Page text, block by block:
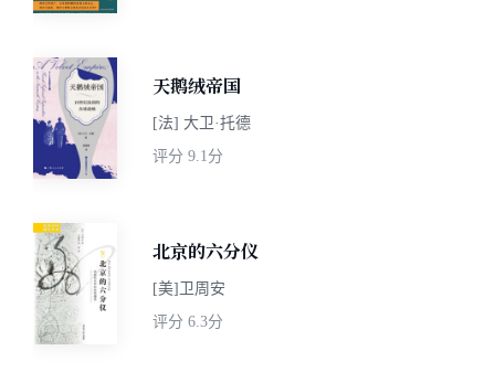
天鹅绒帝国
[法] 大卫·托德
评分 9.1分
北京的六分仪
[美]卫周安
评分 6.3分